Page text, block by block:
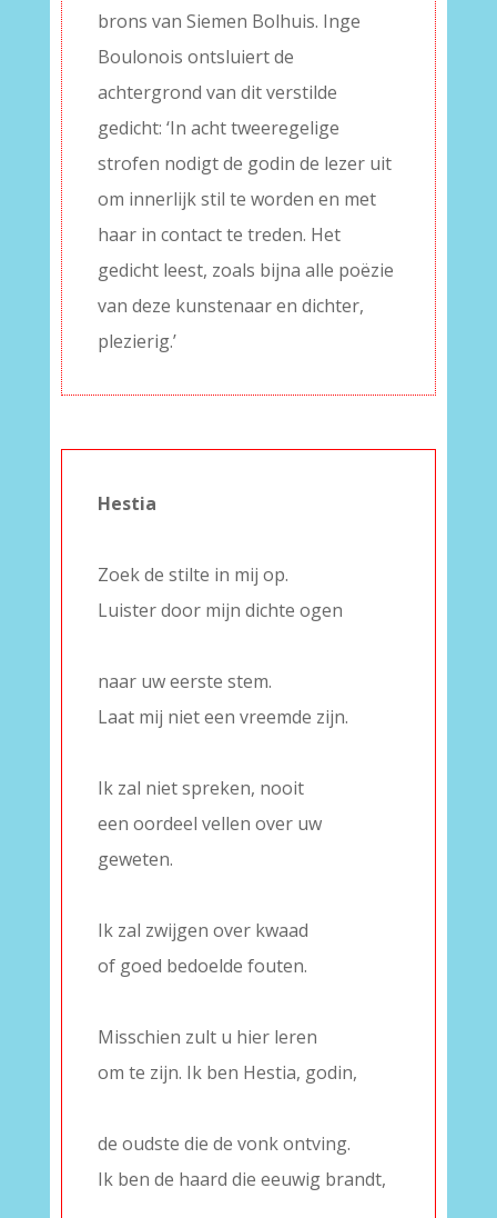
brons van Siemen Bolhuis. Inge
Boulonois ontsluiert de
achtergrond van dit verstilde
gedicht: ‘In acht tweeregelige
strofen nodigt de godin de lezer uit
om innerlijk stil te worden en met
haar in contact te treden. Het
gedicht leest, zoals bijna alle poëzie
van deze kunstenaar en dichter,
plezierig.’
Hestia
Zoek de stilte in mij op.
Luister door mijn dichte ogen
naar uw eerste stem.
Laat mij niet een vreemde zijn.
Ik zal niet spreken, nooit
een oordeel vellen over uw
geweten.
Ik zal zwijgen over kwaad
of goed bedoelde fouten.
Misschien zult u hier leren
om te zijn. Ik ben Hestia, godin,
de oudste die de vonk ontving.
Ik ben de haard die eeuwig brandt,